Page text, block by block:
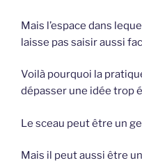
Mais l’espace dans
laisse pas saisir aussi
Voilà pourquoi la
dépasser une idée trop
Le sceau peut être un
Mais il peut aussi être